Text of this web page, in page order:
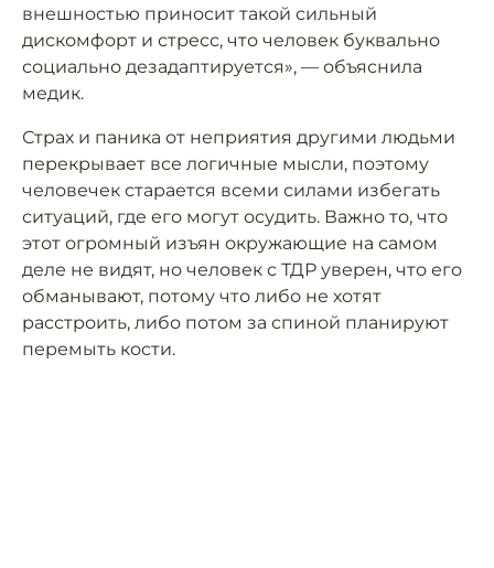
внешностью приносит такой сильный
дискомфорт и стресс, что человек буквально
социально дезадаптируется», — объяснила
медик.
Страх и паника от неприятия другими людьми
перекрывает все логичные мысли, поэтому
человечек старается всеми силами избегать
ситуаций, где его могут осудить. Важно то, что
этот огромный изъян окружающие на самом
деле не видят, но человек с ТДР уверен, что его
обманывают, потому что либо не хотят
расстроить, либо потом за спиной планируют
перемыть кости.